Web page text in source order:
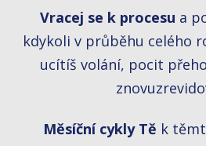
Vracej se k procesu a
kdykoli v průběhu celého
ucítíš volání, pocit
Měsíční cykly Tě k